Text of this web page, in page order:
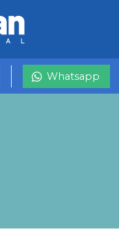
Whatsapp